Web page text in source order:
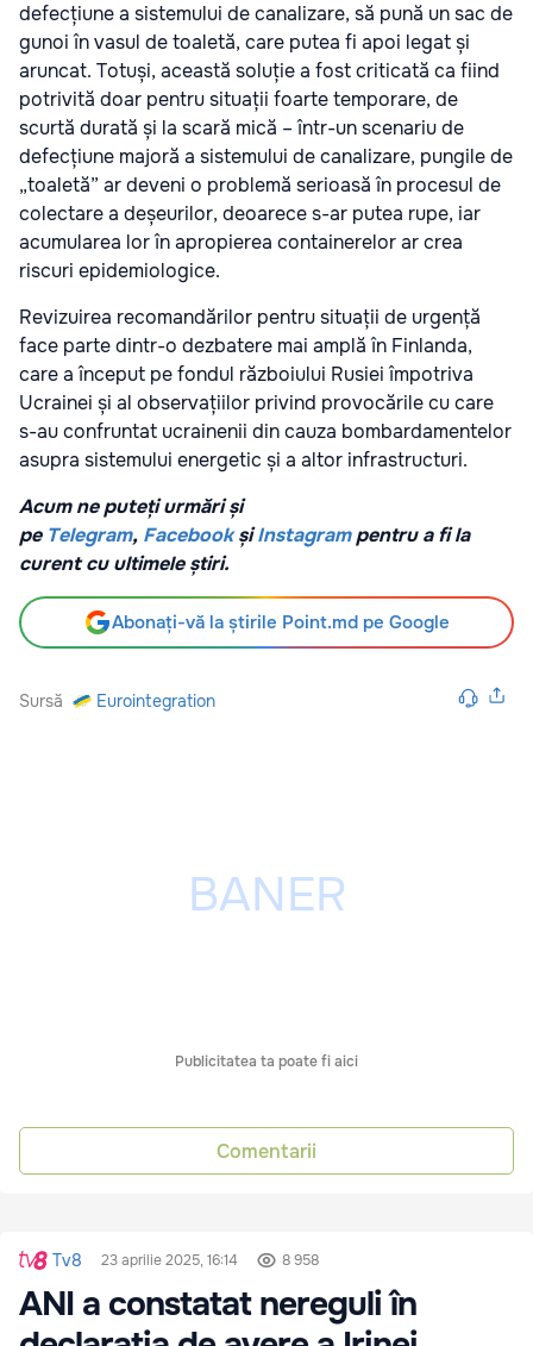
defecțiune a sistemului de canalizare, să pună un sac de
gunoi în vasul de toaletă, care putea fi apoi legat și
aruncat. Totuși, această soluție a fost criticată ca fiind
potrivită doar pentru situații foarte temporare, de
scurtă durată și la scară mică – într-un scenariu de
defecțiune majoră a sistemului de canalizare, pungile de
„toaletă” ar deveni o problemă serioasă în procesul de
colectare a deșeurilor, deoarece s-ar putea rupe, iar
acumularea lor în apropierea containerelor ar crea
riscuri epidemiologice.
Revizuirea recomandărilor pentru situații de urgență
face parte dintr-o dezbatere mai amplă în Finlanda,
care a început pe fondul războiului Rusiei împotriva
Ucrainei și al observațiilor privind provocările cu care
s-au confruntat ucrainenii din cauza bombardamentelor
asupra sistemului energetic și a altor infrastructuri.
Acum ne puteți urmări și
pe Telegram, Facebook șiInstagrampentru a fi la
curent cu ultimele știri.
Abonați-vă la știrile Point.md pe Google
Sursă Eurointegration
Publicitatea ta poate fi aici
Comentarii
Tv8 23 aprilie 2025, 16:14 8 958
ANI a constatat nereguli în